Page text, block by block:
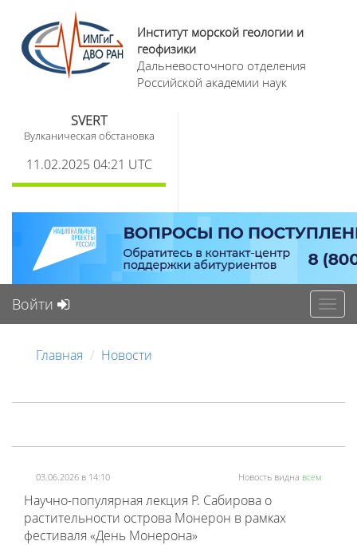
Институт морской геологии и
геофизики
Дальневосточного отделения
Российской академии наук
SVERT
Вулканическая обстановка
11.02.2025 04:21 UTC
Войти
Главная Новости
03.06.2026 в 14:10 Новость видна всем
Научно-популярная лекция Р. Сабирова о
растительности острова Монерон в рамках
фестиваля «День Монерона»